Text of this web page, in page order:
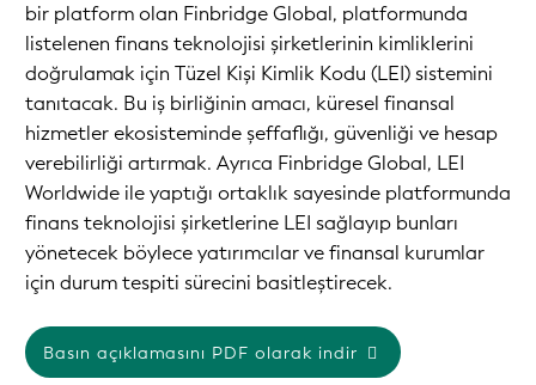
bir platform olan Finbridge Global, platformunda
listelenen finans teknolojisi şirketlerinin kimliklerini
doğrulamak için Tüzel Kişi Kimlik Kodu (LEI) sistemini
tanıtacak. Bu iş birliğinin amacı, küresel finansal
hizmetler ekosisteminde şeffaflığı, güvenliği ve hesap
verebilirliği artırmak. Ayrıca Finbridge Global, LEI
Worldwide ile yaptığı ortaklık sayesinde platformunda
finans teknolojisi şirketlerine LEI sağlayıp bunları
yönetecek böylece yatırımcılar ve finansal kurumlar
için durum tespiti sürecini basitleştirecek.
Basın açıklamasını PDF olarak indir